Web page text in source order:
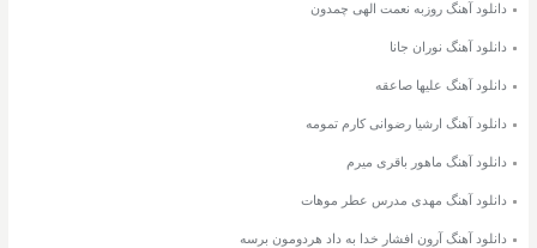
دانلود آهنگ روزبه نعمت الهی چمدون
دانلود آهنگ نوران جانا
دانلود آهنگ علیها صاعقه
دانلود آهنگ ارشیا رضوانی کارم تمومه
دانلود آهنگ ماهور باقری میرم
دانلود آهنگ مهدی مدرس عطر موهات
دانلود آهنگ آرون افشار خدا به داد هردومون برسه